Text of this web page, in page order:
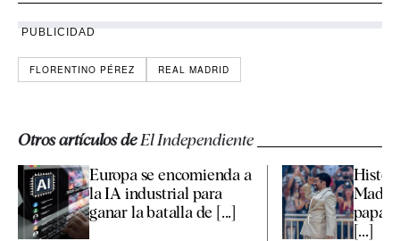
PUBLICIDAD
FLORENTINO PÉREZ REAL MADRID
Otros artículos deEl Independiente
Europa se encomienda a
la IA industrial para
ganar la batalla de [...]
papa
[...]